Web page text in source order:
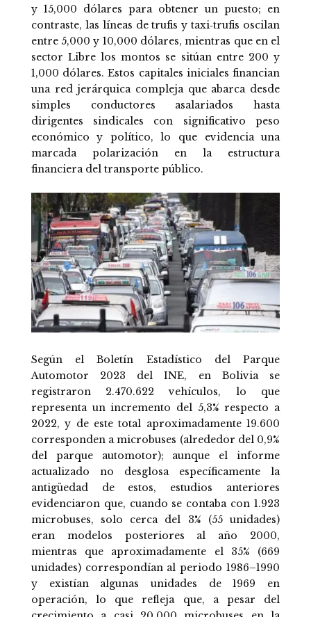
y 15,000 dólares para obtener un puesto; en
contraste, las líneas de trufis y taxi‑trufis oscilan
entre 5,000 y 10,000 dólares, mientras que en el
sector Libre los montos se sitúan entre 200 y
1,000 dólares. Estos capitales iniciales financian
una red jerárquica compleja que abarca desde
simples conductores asalariados hasta
dirigentes sindicales con significativo peso
económico y político, lo que evidencia una
marcada polarización en la estructura
financiera del transporte público.
Según el Boletín Estadístico del Parque
Automotor 2023 del INE, en Bolivia se
registraron 2.470.622 vehículos, lo que
representa un incremento del 5,3% respecto a
2022, y de este total aproximadamente 19.600
corresponden a microbuses (alrededor del 0,9%
del parque automotor); aunque el informe
actualizado no desglosa específicamente la
antigüedad de estos, estudios anteriores
evidenciaron que, cuando se contaba con 1.923
microbuses, solo cerca del 3% (55 unidades)
eran modelos posteriores al año 2000,
mientras que aproximadamente el 35% (669
unidades) correspondían al periodo 1986–1990
y existían algunas unidades de 1969 en
operación, lo que refleja que, a pesar del